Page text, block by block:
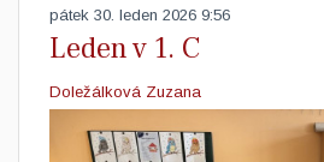
pátek 30. leden 2026 9:56
Leden v 1. C
Doležálková Zuzana